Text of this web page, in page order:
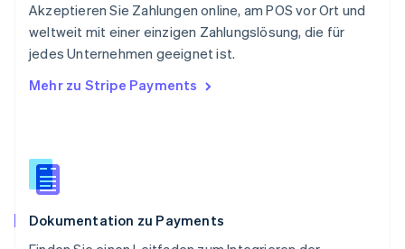
Akzeptieren Sie Zahlungen online, am POS vor Ort und
weltweit mit einer einzigen Zahlungslösung, die für
jedes Unternehmen geeignet ist.
Mehr zu Stripe Payments
Dokumentation zu Payments
Singapur
English简体中文
Slowakei
Slowenien
English
Spanien
Thailand